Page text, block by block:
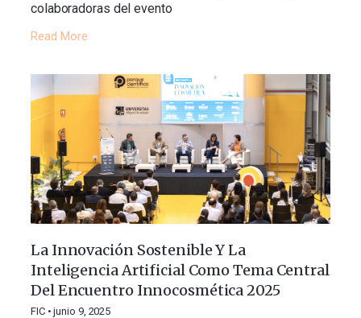
colaboradoras del evento
Read More
La Innovación Sostenible Y La
Inteligencia Artificial Como Tema Central
Del Encuentro Innocosmética 2025
FIC junio 9, 2025